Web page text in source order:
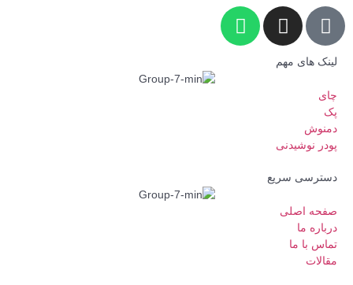
های مهم
نوشیدنی
سریع
اصلی
ما
با ما